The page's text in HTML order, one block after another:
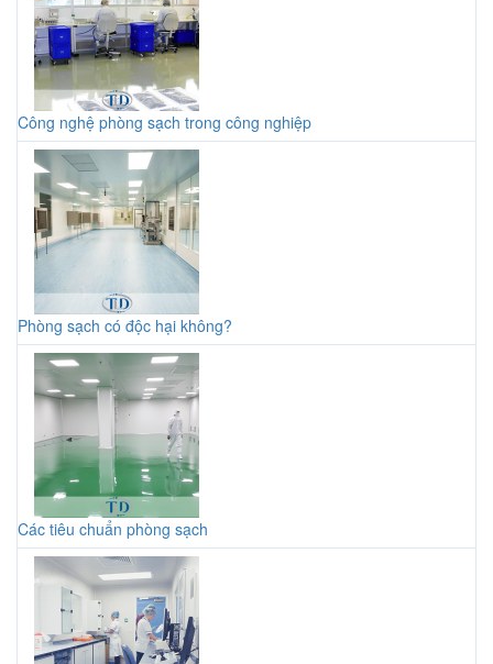
Công nghệ phòng sạch trong công nghiệp
Phòng sạch có độc hại không?
Các tiêu chuẩn phòng sạch